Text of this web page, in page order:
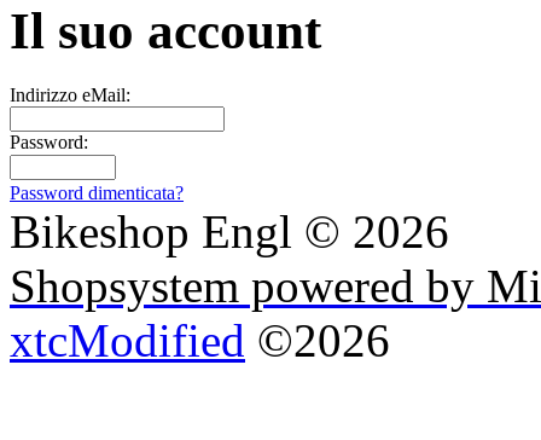
Il suo account
Indirizzo eMail:
Password:
Password dimenticata?
Bikeshop Engl © 2026
Shopsystem powered by
xtcModified ©2026